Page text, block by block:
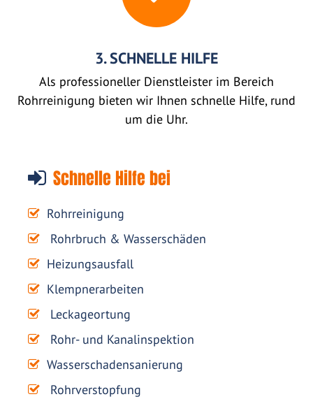
3. SCHNELLE HILFE
Als professioneller Dienstleister im Bereich
Rohrreinigung bieten wir Ihnen schnelle Hilfe, rund
um die Uhr.
Schnelle Hilfe bei
Rohrreinigung
Rohrbruch & Wasserschäden
Heizungsausfall
Klempnerarbeiten
Leckageortung
Rohr- und Kanalinspektion
Wasserschadensanierung
Rohrverstopfung